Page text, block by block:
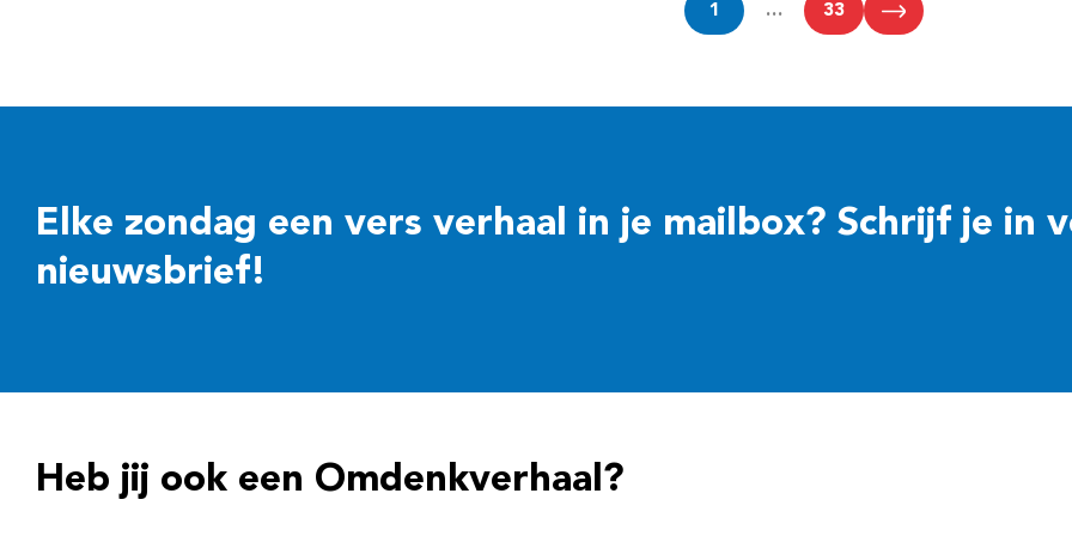
1 … 33
Elke zondag een vers verhaal in je mailbox? Schrijf je in
nieuwsbrief!
Heb jij ook een Omdenkverhaal?